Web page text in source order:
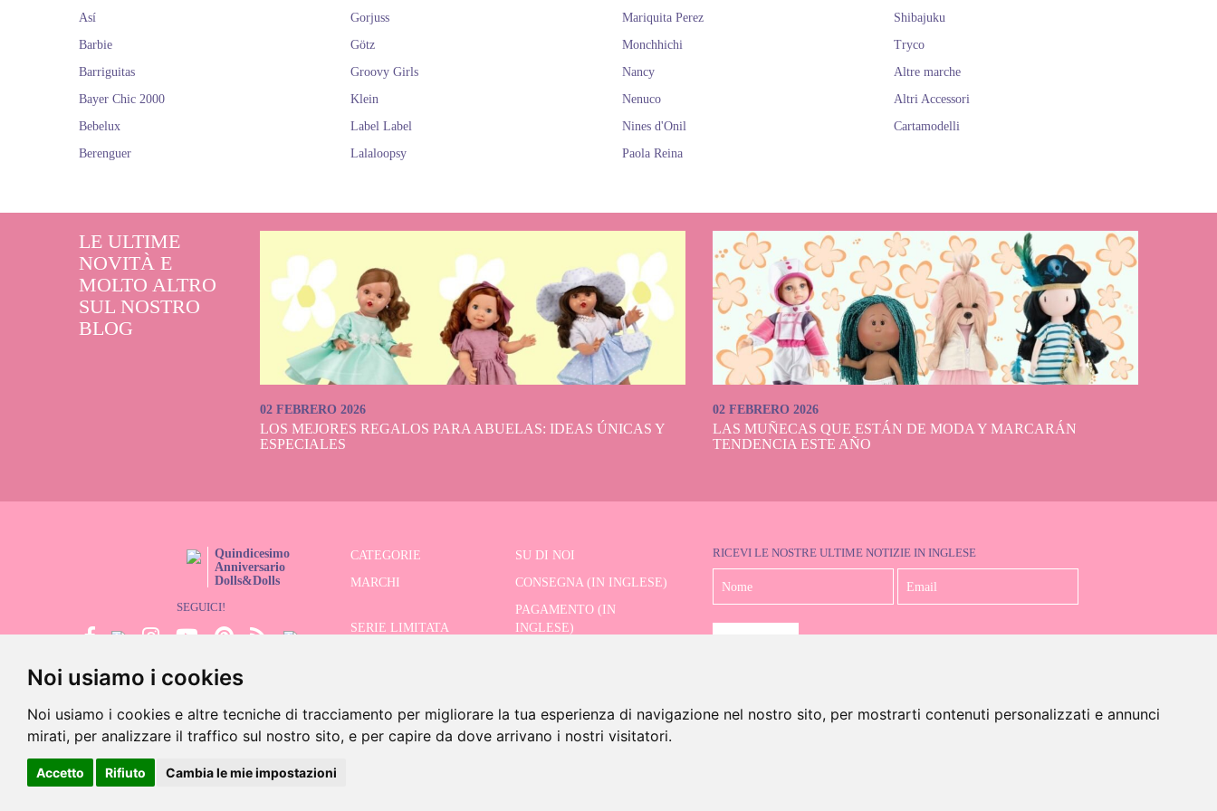
Noi usiamo i cookies
Noi usiamo i cookies e altre tecniche di tracciamento per migliorare la tua esperienza di navigazione nel nostro sito, per mostrarti contenuti personalizzati e annunci
mirati, per analizzare il traffico sul nostro sito, e per capire da dove arrivano i nostri visitatori.
Accetto Rifiuto Cambia le mie impostazioni
. Sono tutte bellissime!
Acquista Los Barriguitas di Famosa online.
Barriguitas da giocare e collezionare.
Así
Barbie
Barriguitas
Bayer Chic 2000
Bebelux
Berenguer
Gorjuss
Götz
Groovy Girls
Klein
Label Label
Lalaloopsy
Mariquita Perez
Monchhichi
Nancy
Nenuco
Nines d'Onil
Paola Reina
Shibajuku
Tryco
Altre marche
Altri Accessori
Cartamodelli
LE ULTIME
NOVITÀ E
MOLTO ALTRO
SUL NOSTRO
BLOG
02 FEBRERO 2026
LOS MEJORES REGALOS PARA ABUELAS: IDEAS ÚNICAS Y
ESPECIALES
02 FEBRERO 2026
LAS MUÑECAS QUE ESTÁN DE MODA Y MARCARÁN
TENDENCIA ESTE AÑO
Quindicesimo
Anniversario
Dolls&Dolls
SEGUICI!
CATEGORIE
SU DI NOI
MARCHI
CONSEGNA (IN INGLESE)
SERIE LIMITATA
PAGAMENTO (IN
INGLESE)
RICEVI LE NOSTRE ULTIME NOTIZIE IN INGLESE
©2026 Dolls And Dolls. Tutti i diritti riservati.